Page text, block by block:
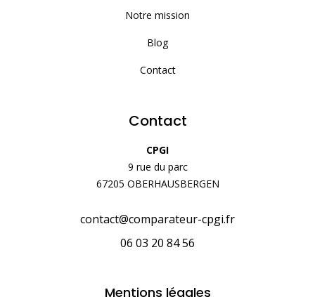
Notre mission
Blog
Contact
Contact
CPGI
9 rue du parc
67205 OBERHAUSBERGEN
contact@comparateur-cpgi.fr
06 03 20 84 56
Mentions légales